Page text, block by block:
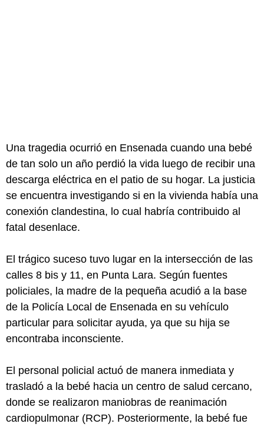
Una tragedia ocurrió en Ensenada cuando una bebé
de tan solo un año perdió la vida luego de recibir una
descarga eléctrica en el patio de su hogar. La justicia
se encuentra investigando si en la vivienda había una
conexión clandestina, lo cual habría contribuido al
fatal desenlace.
El trágico suceso tuvo lugar en la intersección de las
calles 8 bis y 11, en Punta Lara. Según fuentes
policiales, la madre de la pequeña acudió a la base
de la Policía Local de Ensenada en su vehículo
particular para solicitar ayuda, ya que su hija se
encontraba inconsciente.
El personal policial actuó de manera inmediata y
trasladó a la bebé hacia un centro de salud cercano,
donde se realizaron maniobras de reanimación
cardiopulmonar (RCP). Posteriormente, la bebé fue